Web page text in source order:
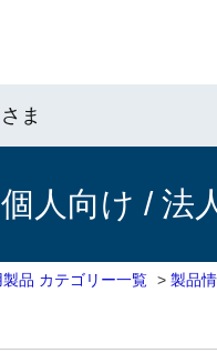
ま
人向け / 法
品 カテゴリー一覧 > 製品